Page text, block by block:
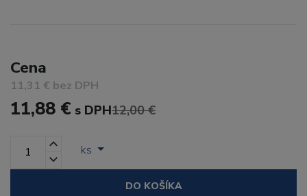
Cena
11,31 € bez DPH
11,88 € s DPH12,00 €
ks
DO KOŠÍKA